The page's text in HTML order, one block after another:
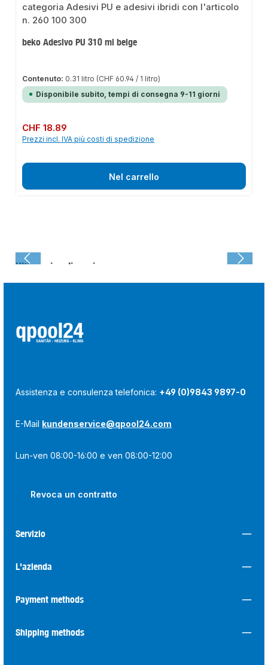
beko Adesivo PU 310 ml beige
Contenuto: 0.31 litro (CHF 60.94 / 1 litro)
Disponibile subito, tempi di consegna 9-11 giorni
Prezzo normale:
CHF 18.89
Prezzi incl. IVA più costi di spedizione
Nel carrello
Ultima visualizzazione:
Assistenza e consulenza telefonica: +49 (0)9843 9897-0
E-Mail kundenservice@qpool24.com
Lun-ven 08:00-16:00 e ven 08:00-12:00
Revoca un contratto
Servizio
L'azienda
Payment methods
Shipping methods